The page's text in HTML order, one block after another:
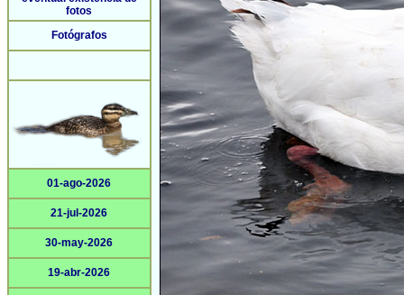
fotos
Fotógrafos
01-ago-2026
21-jul-2026
30-may-2026
19-abr-2026